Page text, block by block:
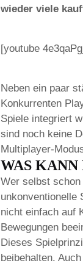
wieder viele
[youtube
Neben ein paar
Konkurrenten
Spiele integriert
sind noch keine
Multiplayer-
WAS
Wer selbst
unkonventionelle
nicht einfach auf
Bewegungen
Dieses
beibehalten.